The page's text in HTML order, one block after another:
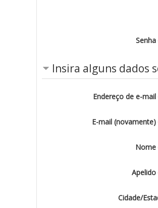
Senha
Insira alguns dados
Endereço de e-mail
E-mail (novamente)
Nome
Apelido
Cidade/